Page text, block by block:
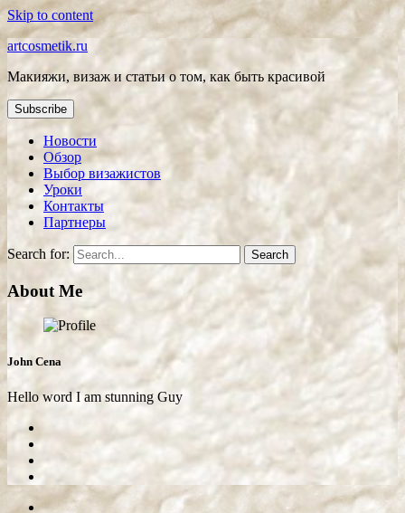
Skip to content
artcosmetik.ru
Макияжи, визаж и статьи о том, как быть красивой
Subscribe
Новости
Обзор
Выбор визажистов
Уроки
Контакты
Партнеры
Search for:
About Me
John Cena
Hello word I am stunning Guy